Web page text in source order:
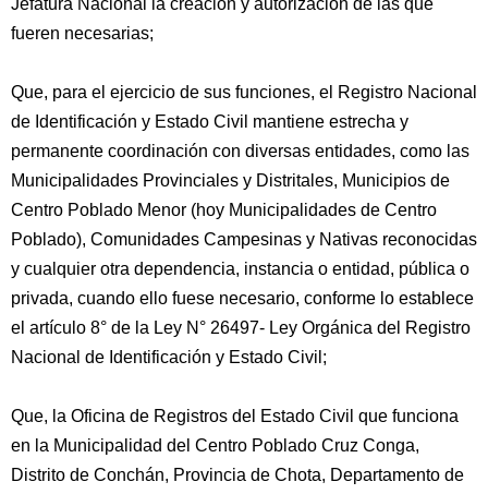
Jefatura Nacional la creación y autorización de las que
fueren necesarias;
Que, para el ejercicio de sus funciones, el Registro Nacional
de Identificación y Estado Civil mantiene estrecha y
permanente coordinación con diversas entidades, como las
Municipalidades Provinciales y Distritales, Municipios de
Centro Poblado Menor (hoy Municipalidades de Centro
Poblado), Comunidades Campesinas y Nativas reconocidas
y cualquier otra dependencia, instancia o entidad, pública o
privada, cuando ello fuese necesario, conforme lo establece
el artículo 8° de la Ley N° 26497- Ley Orgánica del Registro
Nacional de Identificación y Estado Civil;
Que, la Oficina de Registros del Estado Civil que funciona
en la Municipalidad del Centro Poblado Cruz Conga,
Distrito de Conchán, Provincia de Chota, Departamento de